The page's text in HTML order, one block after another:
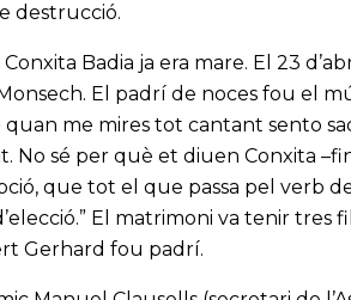
destrucció.
Badia ja era mare. El 23
El padrí de noces fou el
me mires tot cantant sento
No sé per què et diuen Conxita
que tot el que passa pel verb
El matrimoni va tenir tres
Gerhard fou padrí.